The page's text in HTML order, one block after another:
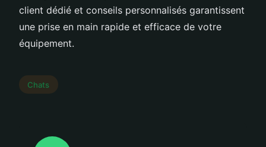
client dédié et conseils personnalisés garantissent
une prise en main rapide et efficace de votre
équipement.
Chats